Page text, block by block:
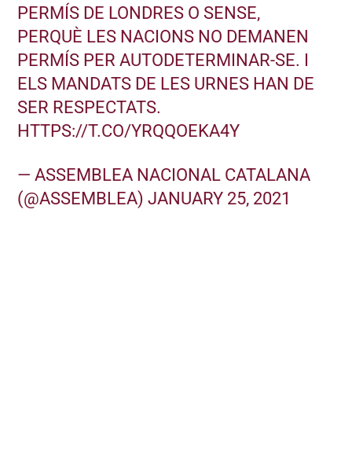
PERMÍS DE LONDRES O SENSE,
PERQUÈ LES NACIONS NO DEMANEN
PERMÍS PER AUTODETERMINAR-SE. I
ELS MANDATS DE LES URNES HAN DE
SER RESPECTATS.
HTTPS://T.CO/YRQQOEKA4Y
— ASSEMBLEA NACIONAL CATALANA
(@ASSEMBLEA)JANUARY 25, 2021